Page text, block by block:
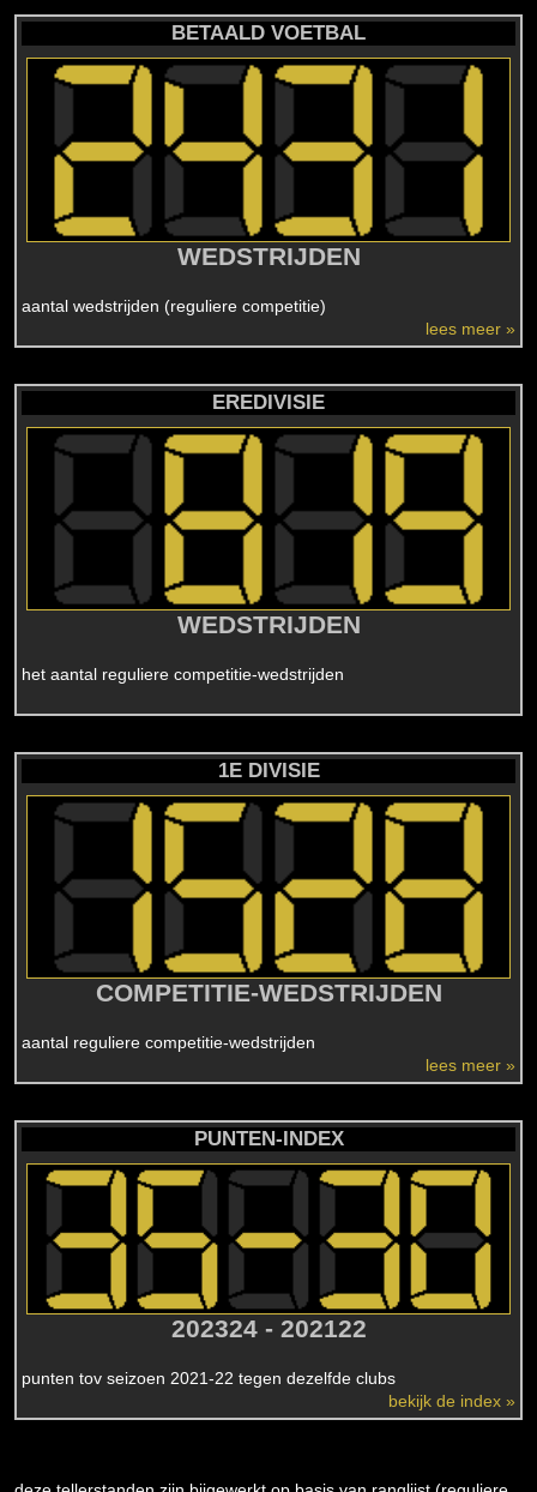
BETAALD VOETBAL
WEDSTRIJDEN
aantal wedstrijden (reguliere competitie)
lees meer »
EREDIVISIE
WEDSTRIJDEN
het aantal reguliere competitie-wedstrijden
1E DIVISIE
COMPETITIE-WEDSTRIJDEN
aantal reguliere competitie-wedstrijden
lees meer »
PUNTEN-INDEX
202324 - 202122
punten tov seizoen 2021-22 tegen dezelfde clubs
bekijk de index »